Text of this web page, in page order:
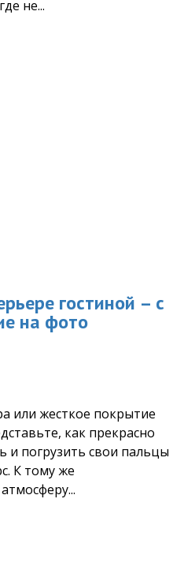
не...
гостиной – с
на фото
или жесткое покрытие
как прекрасно
и погрузить свои пальцы
К тому же